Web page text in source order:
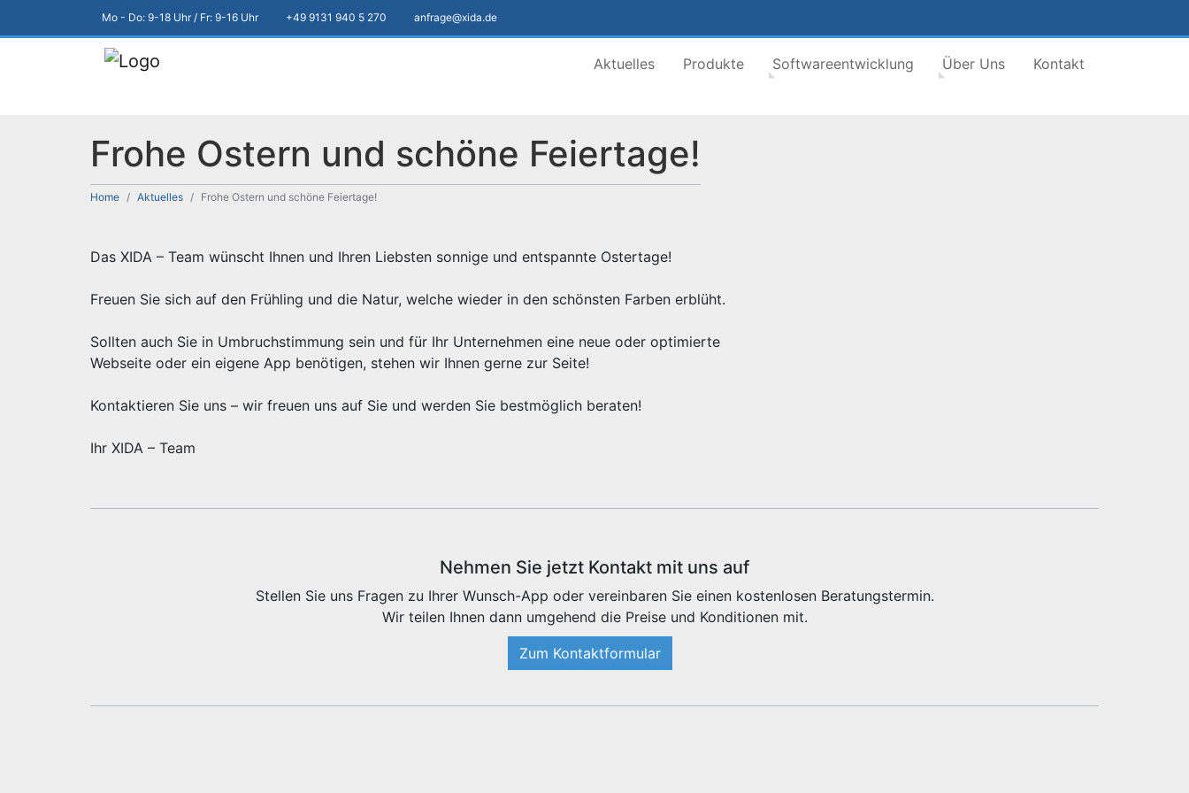
Mo - Do: 9-18 Uhr / Fr: 9-16 Uhr +49 9131 940 5 270 anfrage@xida.de
Aktuelles Produkte Softwareentwicklung Über Uns Kontakt
Frohe Ostern und schöne Feiertage!
Home Aktuelles Frohe Ostern und schöne Feiertage!
Das XIDA – Team wünscht Ihnen und Ihren Liebsten sonnige und entspannte Ostertage!
Freuen Sie sich auf den Frühling und die Natur, welche wieder in den schönsten Farben erblüht.
Sollten auch Sie in Umbruchstimmung sein und für Ihr Unternehmen eine neue oder optimierte
Webseite oder ein eigene App benötigen, stehen wir Ihnen gerne zur Seite!
Kontaktieren Sie uns – wir freuen uns auf Sie und werden Sie bestmöglich beraten!
Ihr XIDA – Team
Nehmen Sie jetzt Kontakt mit uns auf
Stellen Sie uns Fragen zu Ihrer Wunsch-App oder vereinbaren Sie einen kostenlosen Beratungstermin.
Wir teilen Ihnen dann umgehend die Preise und Konditionen mit.
Zum Kontaktformular